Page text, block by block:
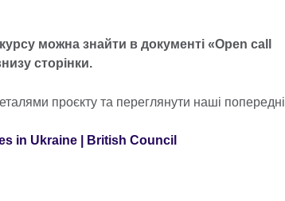
можна знайти в документі «Open call
сторінки.
проєкту та переглянути наші попередні
in Ukraine | British Council